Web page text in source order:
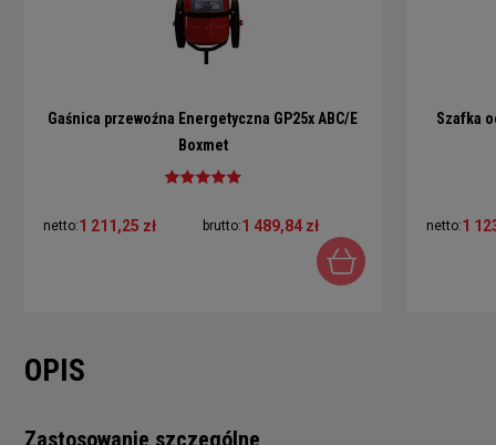
Gaśnica przewoźna Energetyczna GP25x ABC/E
Boxmet
netto:1 211,25 zł brutto:1 489,84 zł
Szafka
netto:1
OPIS
Zastosowanie szczególne